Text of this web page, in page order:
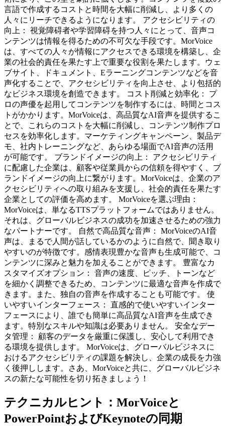
言語で作成するコストと時間を大幅に削減し、より多くの
人々にリーチできるようになります。 アクセシビリティの
向上： 視覚障碍者や学習障碍を持つ人々にとって、音声コ
ンテンツは情報を得るための不可欠な手段です。MorVoice
は、すべての人々が情報にアクセスできる環境を構築し、企
業の社会的責任を果たす上で重要な役割を果たします。ウェ
ブサイト、ドキュメント、Eラーニングコンテンツなどを音
声化することで、アクセシビリティを向上させ、より包括的
なビジネス環境を創造できます。 コスト削減と効率化： プ
ロの声優を起用してコンテンツを制作するには、時間とコス
トがかかります。MorVoiceは、高品質なAI音声を提供するこ
とで、これらのコストを大幅に削減し、コンテンツ制作プロ
セスを効率化します。マーケティングキャンペーン、製品デ
モ、社内トレーニングなど、あらゆる場面でAI音声の活用
が可能です。 ブランドイメージの向上： アクセシビリティ
に配慮した企業は、顧客や従業員からの信頼を得やすく、ブ
ランドイメージの向上に繋がります。MorVoiceは、企業のア
クセシビリティへの取り組みを支援し、社会的責任を果たす
企業としての評価を高めます。 MorVoiceを選ぶ理由：
MorVoiceは、単なるTTSプラットフォームではありません。
それは、グローバルビジネスの成功を加速させるための強力
なパートナーです。 自然で高品質な音声： MorVoiceのAI音
声は、まるで人間が話しているかのように自然で、聞き取り
やすいのが特徴です。感情表現豊かな音声も生成可能で、コ
ンテンツに深みと魅力を加えることができます。 豊富なカ
スタマイズオプション： 音声の速度、ピッチ、トーンなど
を細かく調整できるため、コンテンツに最適な音声を作成で
きます。また、独自の音声を作成することも可能です。 使
いやすいインターフェース： 直感的で使いやすいインター
フェースにより、誰でも簡単に高品質なAI音声を生成でき
ます。特別なスキルや知識は必要ありません。 安全なデー
タ管理： 顧客のデータを厳重に保護し、安心して利用でき
る環境を提供します。 MorVoiceは、グローバルビジネスに
おけるアクセシビリティの課題を解決し、企業の成長を力強
く後押しします。さあ、MorVoiceと共に、グローバルビジネ
スの新たな可能性を切り拓きましょう！
テクニカルヒント：MorVoiceと
PowerPointおよびKeynoteの同期